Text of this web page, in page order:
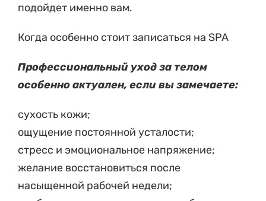
подойдет именно вам.
Когда особенно стоит записаться на SPA
Профессиональный уход за телом
особенно актуален, если вы замечаете:
сухость кожи;
ощущение постоянной усталости;
стресс и эмоциональное напряжение;
желание восстановиться после
насыщенной рабочей недели;